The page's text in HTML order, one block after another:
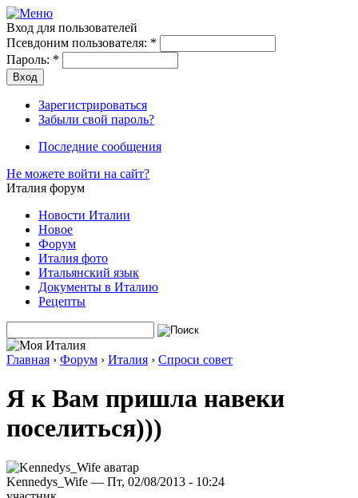
Вход для пользователей
Псевдоним пользователя: *
Пароль: *
Зарегистрироваться
Забыли свой пароль?
Последние сообщения
Не можете войти на сайт?
Италия форум
Новости Италии
Новое
Форум
Италия фото
Итальянский язык
Документы в Италию
Рецепты
Главная › Форум › Италия › Спроси совет
Я к Вам пришла навеки
поселиться)))
Kennedys_Wife — Пт, 02/08/2013 - 10:24